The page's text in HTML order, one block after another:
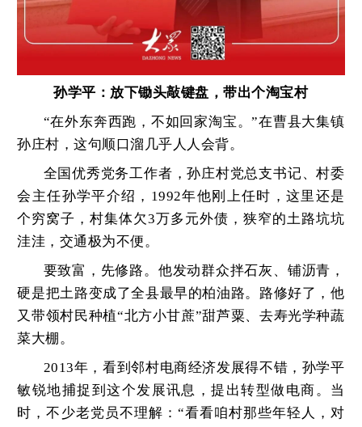
孙学平：放下锄头敲键盘，带出个淘宝村
“在外东奔西跑，不如回家淘宝。”在曹县大集镇
孙庄村，这句顺口溜几乎人人会背。
全国优秀党务工作者，孙庄村党总支书记、村委
会主任孙学平介绍，1992年他刚上任时，这里还是
个穷窝子，村集体欠3万多元外债，狭窄的土路坑坑
洼洼，交通极为不便。
要致富，先修路。他发动群众拌石灰、铺沥青，
硬是把土路变成了全县最早的柏油路。路修好了，他
又带领村民种植“北方小甘蔗”甜芦粟、去寿光学种蔬
菜大棚。
2013年，看到邻村电商经济发展得不错，孙学平
敏锐地捕捉到这个发展讯息，提出转型做电商。当
时，不少老党员不理解：“看看咱村那些年轻人，对